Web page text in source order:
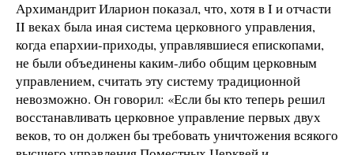
Архимандрит Иларион показал, что, хотя в I и отчасти
II веках была иная система церковного управления,
когда епархии-приходы, управлявшиеся епископами,
не были объединены каким-либо общим церковным
управлением, считать эту систему традиционной
невозможно. Он говорил: «Если бы кто теперь решил
восстанавливать церковное управление первых двух
веков, то он должен бы требовать уничтожения всякого